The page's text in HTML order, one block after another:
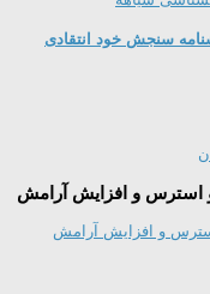
استرس و افزایش آرامش